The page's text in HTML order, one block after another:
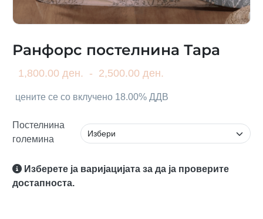
Ранфорс постелнина Тара
1,800.00 ден. - 2,500.00 ден.
цените се со вклучено 18.00% ДДВ
Постелнина
големина
Изберете ја варијацијата за да ја проверите
достапноста.